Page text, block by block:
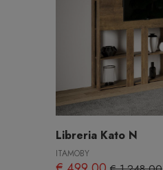
Libreria Kato N
ITAMOBY